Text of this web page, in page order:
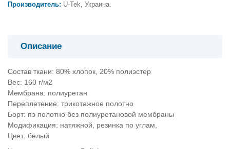
Производитель: U-Tek, Украина.
Описание
Состав ткани: 80% хлопок, 20% полиэстер
Вес: 160 г/м2
Мембрана: полиуретан
Переплетение: трикотажное полотно
Борт: пэ полотно без полиуретановой мембраны
Модификация: натяжной, резинка по углам,
Цвет: белый